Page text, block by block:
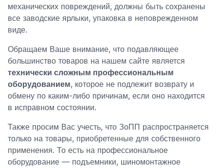
механических повреждений, должны быть сохранены
все заводские ярлыки, упаковка в неповрежденном
виде.
Обращаем Ваше внимание, что подавляющее
большинство товаров на нашем сайте является
технически сложным профессиональным
оборудованием, которое не подлежит возврату и
обмену по каким-либо причинам, если оно находится
в исправном состоянии.
Также просим Вас учесть, что ЗоПП распространяется
только на товары, приобретенные для собственного
применения. То есть на профессиональное
оборудование — подъемники, шиномонтажное